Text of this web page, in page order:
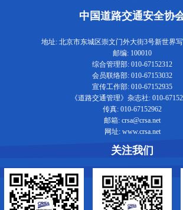
中国道路交通安全协
地址: 北京市东城区崇文门外大街3号新世界
邮编: 100010
综合管理部: 010-67152312
会员联络部: 010-67153032
宣传工作部: 010-67152935
《道路交通管理》杂志社: 010-
传真: 010-67152962
邮箱: crsa@crsa.net
网址: www.crsa.net
关注我们